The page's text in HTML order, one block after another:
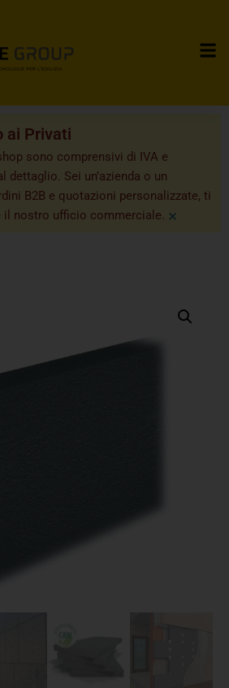
ai Privati
sono comprensivi di IVA e
dettaglio. Sei un’azienda o un
B2B e quotazioni personalizzate, ti
nostro ufficio commerciale. ×